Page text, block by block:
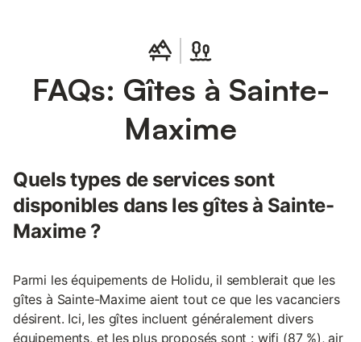
FAQs: Gîtes à Sainte-
Maxime
Quels types de services sont
disponibles dans les gîtes à Sainte-
Maxime ?
Parmi les équipements de Holidu, il semblerait que les
gîtes à Sainte-Maxime aient tout ce que les vacanciers
désirent. Ici, les gîtes incluent généralement divers
équipements, et les plus proposés sont : wifi (87 %), air